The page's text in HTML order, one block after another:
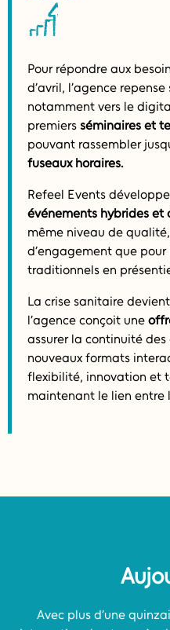
Pour répondre aux
d’avril, l’agence
notamment vers le
premiers séminaires et
pouvant rassembler
fuseaux horaires.
Refeel Events
événements hybrides et
même niveau de
d’engagement que pour
traditionnels en
La crise sanitaire
l’agence conçoit une
assurer la continuité
nouveaux formats
flexibilité, innovation et
maintenant le lien entre
Avec plus d’une